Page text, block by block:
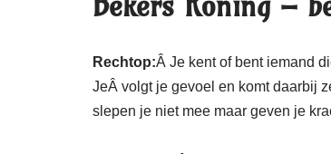
Rechtop:Â Je kent of bent iemand
JeÂ volgt je gevoel en komt daarbij
slepen je niet mee maar geven je